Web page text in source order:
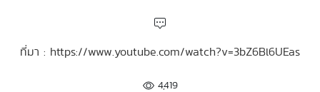
ที่มา : https://www.youtube.com/watch?v=3bZ6Bl6UEas
4,419